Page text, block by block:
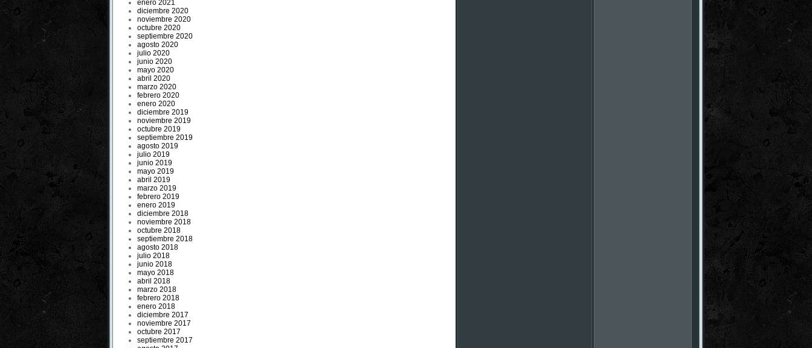
enero 2021
diciembre 2020
noviembre 2020
octubre 2020
septiembre 2020
agosto 2020
julio 2020
junio 2020
mayo 2020
abril 2020
marzo 2020
febrero 2020
enero 2020
diciembre 2019
noviembre 2019
octubre 2019
septiembre 2019
agosto 2019
julio 2019
junio 2019
mayo 2019
abril 2019
marzo 2019
febrero 2019
enero 2019
diciembre 2018
noviembre 2018
octubre 2018
septiembre 2018
agosto 2018
julio 2018
junio 2018
mayo 2018
abril 2018
marzo 2018
febrero 2018
enero 2018
diciembre 2017
noviembre 2017
octubre 2017
septiembre 2017